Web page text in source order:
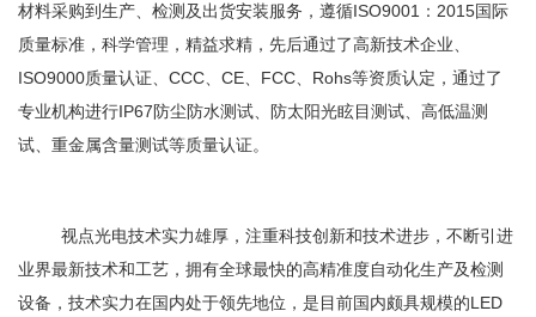
材料采购到生产、检测及出货安装服务，遵循ISO9001：2015国际
质量标准，科学管理，精益求精，先后通过了高新技术企业、
ISO9000质量认证、CCC、CE、FCC、Rohs等资质认定，通过了
专业机构进行IP67防尘防水测试、防太阳光眩目测试、高低温测
试、重金属含量测试等质量认证。
视点光电技术实力雄厚，注重科技创新和技术进步，不断引进
业界最新技术和工艺，拥有全球最快的高精准度自动化生产及检测
设备，技术实力在国内处于领先地位，是目前国内颇具规模的LED